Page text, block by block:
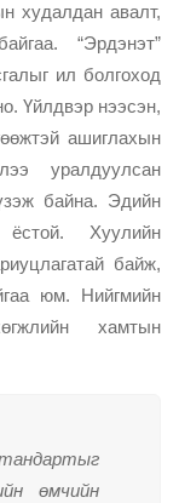
худалдан авалт,
“Эрдэнэт”
ил болгоход
Үйлдвэр нээсэн,
ашиглахын
уралдуулсан
байна. Эдийн
Хуулийн
байж,
юм. Нийгмийн
хамтын
өмчийн